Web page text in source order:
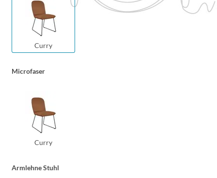
Curry
Microfaser
Curry
Armlehne Stuhl